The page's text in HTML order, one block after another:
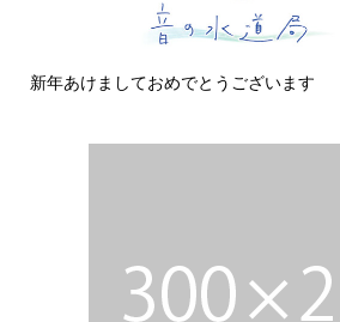
ておめでとうございます